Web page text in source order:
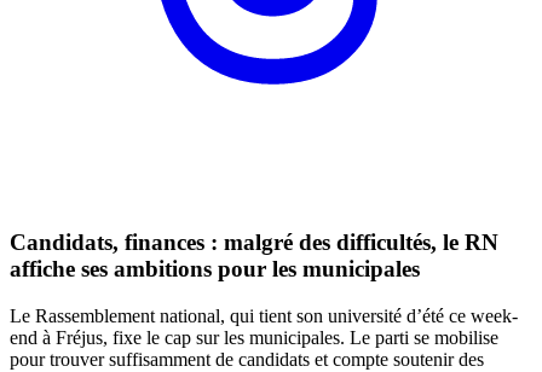
Candidats, finances : malgré des difficultés, le RN
affiche ses ambitions pour les municipales
Le Rassemblement national, qui tient son université d’été ce week-
end à Fréjus, fixe le cap sur les municipales. Le parti se mobilise
pour trouver suffisamment de candidats et compte soutenir des